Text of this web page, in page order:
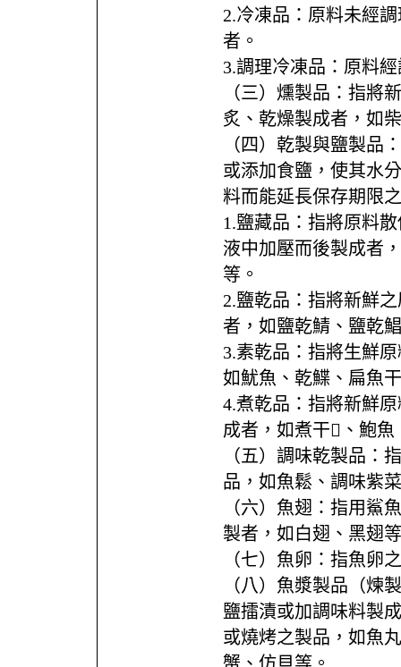
2.冷凍品：原料未經
者。
3.調理冷凍品：原料
（三）燻製品：指將
炙、乾燥製成者，如
（四）乾製與鹽製品
或添加食鹽，使其水
料而能延長保存期限
1.鹽藏品：指將原料
液中加壓而後製成者
等。
2.鹽乾品：指將新鮮
者，如鹽乾鯖、鹽乾
3.素乾品：指將生鮮
如魷魚、乾鰈、扁魚
4.煮乾品：指將新鮮
成者，如煮干、鮑
（五）調味乾製品：
品，如魚鬆、調味紫
（六）魚翅：指用鯊
製者，如白翅、黑翅
（七）魚卵：指魚卵
（八）魚漿製品（煉
鹽擂漬或加調味料製
或燒烤之製品，如魚